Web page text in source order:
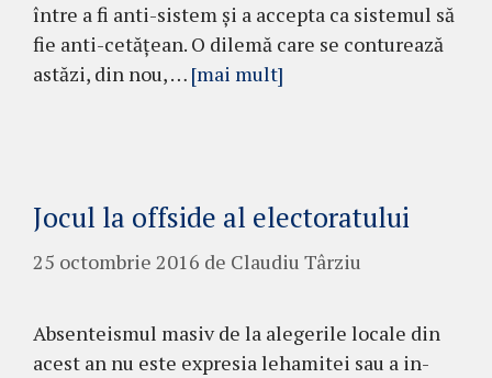
între a fi anti-sistem şi a accepta ca sistemul să
fie anti-ce­tă­ţean. O dilemă care se con­tu­rea­ză
astăzi, din nou, … [mai mult]
Jocul la offside al electoratului
25 octombrie 2016 de Claudiu Târziu
Absenteismul masiv de la alegerile lo­cale din
acest an nu este expresia leha­mitei sau a in­